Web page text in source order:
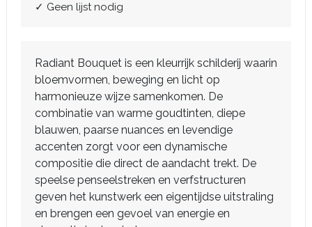
✓ Geen lijst nodig
Radiant Bouquet is een kleurrijk schilderij waarin
bloemvormen, beweging en licht op
harmonieuze wijze samenkomen. De
combinatie van warme goudtinten, diepe
blauwen, paarse nuances en levendige
accenten zorgt voor een dynamische
compositie die direct de aandacht trekt. De
speelse penseelstreken en verfstructuren
geven het kunstwerk een eigentijdse uitstraling
en brengen een gevoel van energie en